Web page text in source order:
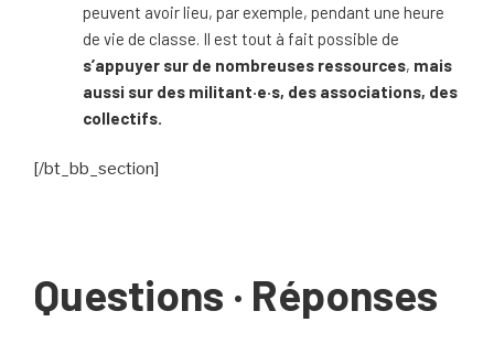
peuvent avoir lieu, par exemple, pendant une heure
de vie de classe. Il est tout à fait possible de
s’appuyer sur de nombreuses ressources, mais
aussi sur des militant·e·s, des associations, des
collectifs.
[/bt_bb_section]
Questions · Réponses